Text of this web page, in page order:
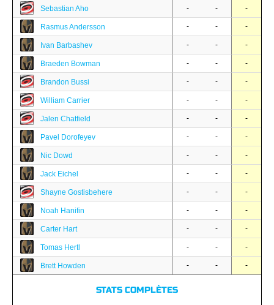
Sebastian Aho - - -
Rasmus Andersson - - -
Ivan Barbashev - - -
Braeden Bowman - - -
Brandon Bussi - - -
William Carrier - - -
Jalen Chatfield - - -
Pavel Dorofeyev - - -
Nic Dowd - - -
Jack Eichel - - -
Shayne Gostisbehere - - -
Noah Hanifin - - -
Carter Hart - - -
Tomas Hertl - - -
Brett Howden - - -
STATS COMPLÈTES